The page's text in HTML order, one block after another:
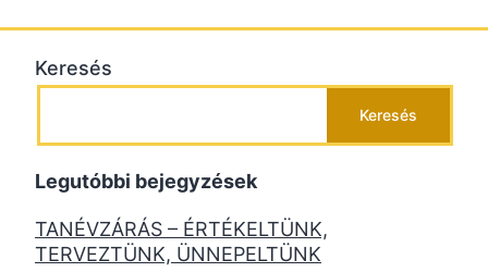
Keresés
Keresés
Legutóbbi bejegyzések
TANÉVZÁRÁS – ÉRTÉKELTÜNK,
TERVEZTÜNK, ÜNNEPELTÜNK